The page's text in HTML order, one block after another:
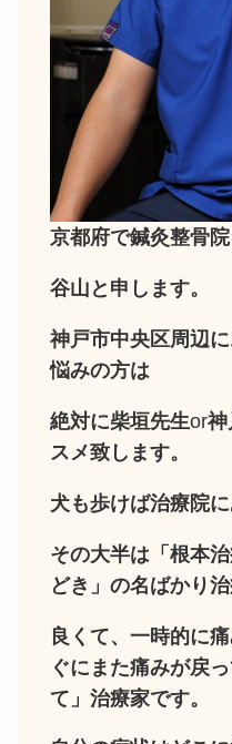
京都府で鍼灸整骨
谷山と申します。
神戸市中央区周辺
悩みの方は
絶対に柴垣先生or神
スメ致します。
犬も歩けば治療院に
その大半は「根本
どき」の名ばかり治
良くて、一時的に
ぐにまた痛みが戻
て」治療家です。